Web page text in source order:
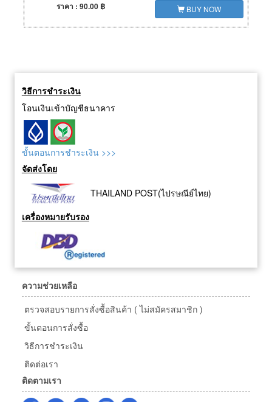
ราคา : 90.00 ฿ BUY NOW
วิธีการชำระเงิน
โอนเงินเข้าบัญชีธนาคาร
ขั้นตอนการชำระเงิน >>>
จัดส่งโดย
THAILAND POST(ไปรษณีย์ไทย)
เครื่องหมายรับรอง
ความช่วยเหลือ
ตรวจสอบรายการสั่งซื้อสินค้า ( ไม่สมัครสมาชิก )
ขั้นตอนการสั่งซื้อ
วิธีการชำระเงิน
ติดต่อเรา
ติดตามเรา